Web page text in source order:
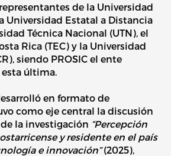
de la Universidad
Universidad Estatal a Distancia
Técnica Nacional (UTN), el
Rica (TEC) y la Universidad
siendo PROSIC el ente
última.
en formato de
como eje central la discusión
la investigación “Percepción
y residente en el país
e innovación”(2025),